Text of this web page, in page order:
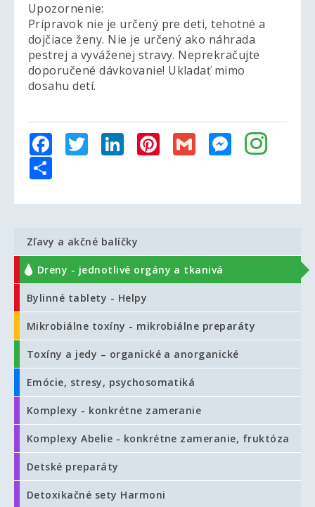
Upozornenie:
Prípravok nie je určený pre deti, tehotné a
dojčiace ženy. Nie je určený ako náhrada
pestrej a vyváženej stravy. Neprekračujte
doporučené dávkovanie! Ukladať mimo
dosahu detí.
FacebookTwitterLinkedInPinterest
Gmail Messenger
Zľavy a akčné balíčky
Dreny - jednotlivé orgány a tkanivá
Bylinné tablety - Helpy
Mikrobiálne toxíny - mikrobiálne preparáty
Toxíny a jedy – organické a anorganické
Emócie, stresy, psychosomatiká
Komplexy - konkrétne zameranie
Komplexy Abelie - konkrétne zameranie, fruktóza
Detské preparáty
Detoxikačné sety Harmoni